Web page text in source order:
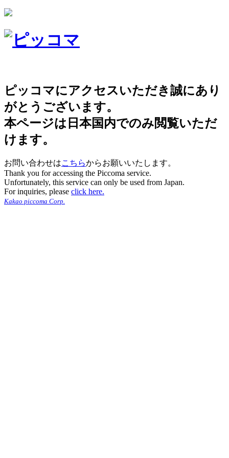
ピッコマにアクセスいただき誠にあり
がとうございます。
本ページは日本国内でのみ閲覧いただ
けます。
お問い合わせはこちらからお願いいたします。
Thank you for accessing the Piccoma service.
Unfortunately, this service can only be used from Japan.
For inquiries, please click here.
Kakao piccoma Corp.